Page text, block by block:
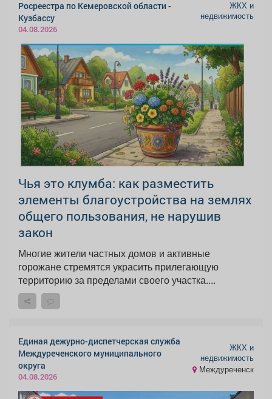
Росреестра по Кемеровской области -
Кузбассу
04.08.2026
ЖКХ и
недвижимость
Чья это клумба: как разместить
элементы благоустройства на землях
общего пользования, не нарушив
закон
Многие жители частных домов и активные
горожане стремятся украсить прилегающую
территорию за пределами своего участка....
Единая дежурно-диспетчерская служба
Междуреченского муниципального
округа
04.08.2026
ЖКХ и
недвижимость
Междуреченск